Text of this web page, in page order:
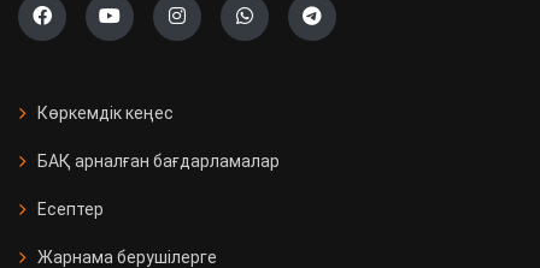
Көркемдік кеңес
БАҚ арналған бағдарламалар
Есептер
Жарнама берушілерге